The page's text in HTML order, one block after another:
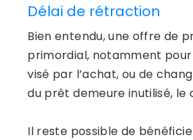
Délai de rétraction
Bien entendu, une offre de
primordial, notamment
visé par l’achat, ou de
du prêt demeure inutilisé,
Il reste possible de